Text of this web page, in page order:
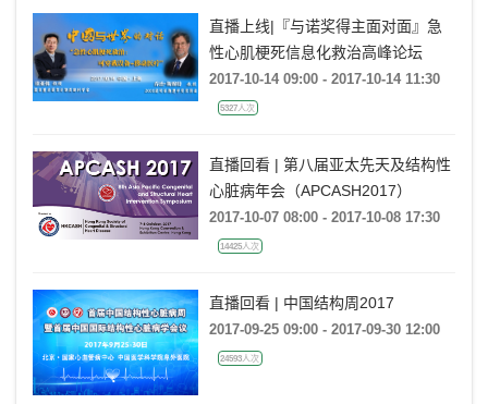
直播上线|『与诺奖得主面对面』急
性心肌梗死信息化救治高峰论坛
2017-10-14 09:00 - 2017-10-14 11:30
5327人次
直播回看 | 第八届亚太先天及结构性
心脏病年会（APCASH2017）
2017-10-07 08:00 - 2017-10-08 17:30
14425人次
直播回看 | 中国结构周2017
2017-09-25 09:00 - 2017-09-30 12:00
24593人次